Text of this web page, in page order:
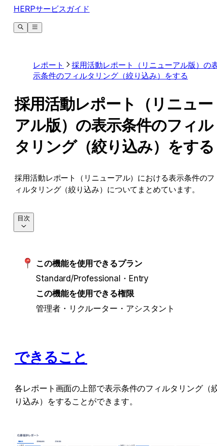
HERPサービスガイド
レポート
採用活動レポート（リニューアル版）の
示条件のフィルタリング（絞り込み）をする
採用活動レポート（リニュー
アル版）の表示条件のフィル
タリング（絞り込み）をする
採用活動レポート（リニューアル）における表示条件のフ
ィルタリング（絞り込み）についてまとめています。
この機能を使用できるプラン
Standard/Professional・Entry
この機能を使用できる権限
管理者・リクルーター・アシスタント
できること
各レポート画面の上部で表示条件のフィルタリング（
り込み）をすることができます。
目次